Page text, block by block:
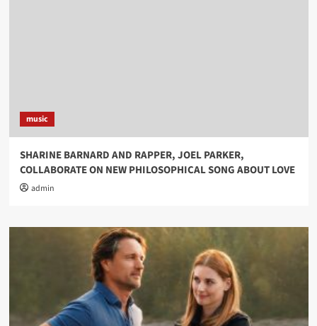
music
SHARINE BARNARD AND RAPPER, JOEL PARKER,
COLLABORATE ON NEW PHILOSOPHICAL SONG ABOUT LOVE
admin